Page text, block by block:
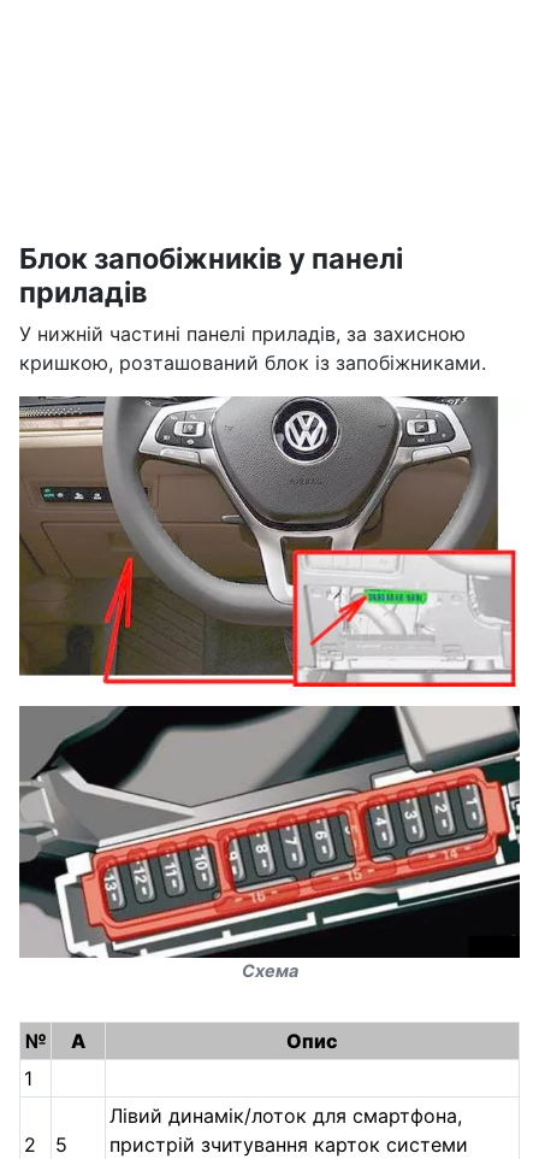
Блок запобіжників у панелі
приладів
У нижній частині панелі приладів, за захисною
кришкою, розташований блок із запобіжниками.
Схема
№ А
Опис
1
2 5
Лівий динамік/лоток для смартфона,
пристрій зчитування карток системи